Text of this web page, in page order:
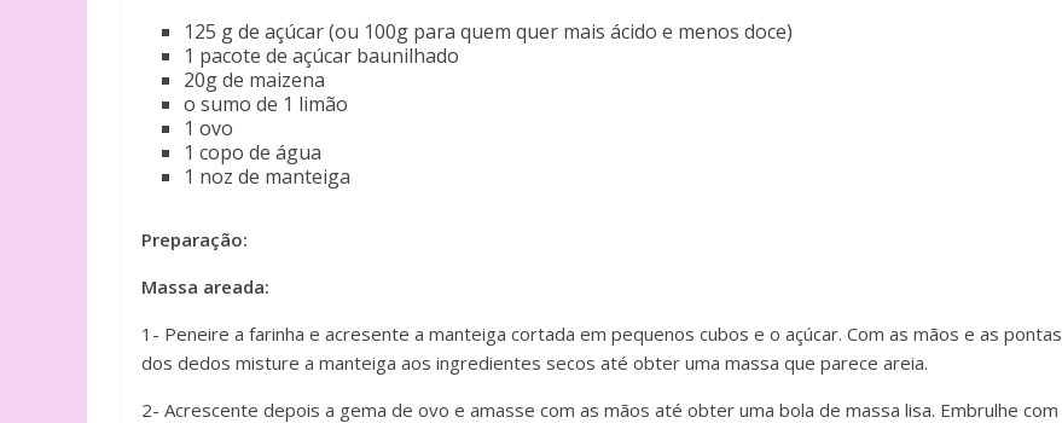
125 g de açúcar (ou 100g para quem quer mais ácido e menos doce)
1 pacote de açúcar baunilhado
20g de maizena
o sumo de 1 limão
1 ovo
1 copo de água
1 noz de manteiga
Preparação:
Massa areada:
1- Peneire a farinha e acresente a manteiga cortada em pequenos cubos e o açúcar. Com as mãos e as pontas
dos dedos misture a manteiga aos ingredientes secos até obter uma massa que parece areia.
2- Acrescente depois a gema de ovo e amasse com as mãos até obter uma bola de massa lisa. Embrulhe com